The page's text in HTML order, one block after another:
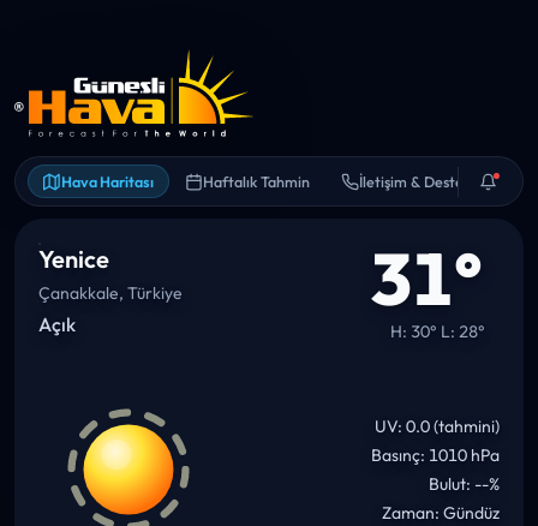
Hava Haritası Haftalık Tahmin İletişim & Destek
Yenice
Çanakkale, Türkiye
Açık 31°
H: 30° L: 28°
UV: 0.0 (tahmini)
Basınç: 1010 hPa
Bulut: --%
Zaman: Gündüz